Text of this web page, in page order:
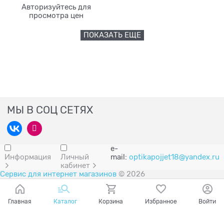
Авторизуйтесь для
просмотра цен
ПОКАЗАТЬ ЕЩЕ
МЫ В СОЦ СЕТЯХ
Информация
Личный
кабинет
e-
mail: optikapojjet18@yandex.ru
Сервис для интернет магазинов © 2026
Главная Каталог Корзина Избранное Войти